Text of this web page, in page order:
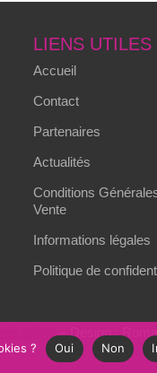
LIENS UTILES
Accueil
Contact
Partenaires
Actualités
Conditions
Vente
Informations légales
Politique de
online– Design :
? Oui Non